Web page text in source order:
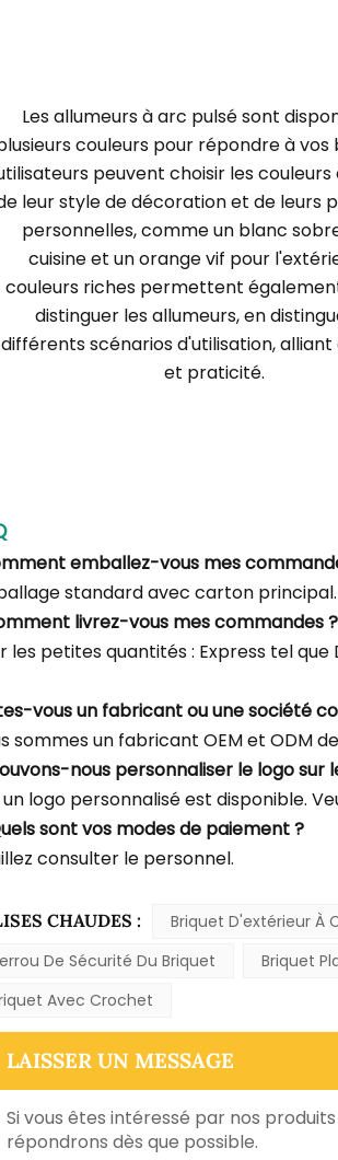
Les allumeurs à arc pulsé sont
couleurs pour répondre à vos
peuvent choisir les
leur style de décoration et de leurs
personnelles, comme un blanc
cuisine et un orange vif pour
couleurs riches permettent
distinguer les allumeurs, en
différents scénarios d'utilisation,
et praticité.
emballez-vous mes
standard avec carton principal.
livrez-vous mes commandes ?
les petites quantités : Express tel que
vous un fabricant ou une société
sommes un fabricant OEM et ODM
nous personnaliser le logo sur
un logo personnalisé est disponible.
sont vos modes de paiement ?
consulter le personnel.
CHAUDES : Briquet D'extérieur À
De Sécurité Du Briquet
Briquet
Avec Crochet
LAISSER UN MESSAGE
Si vous êtes intéressé par nos
répondrons dès que possible.